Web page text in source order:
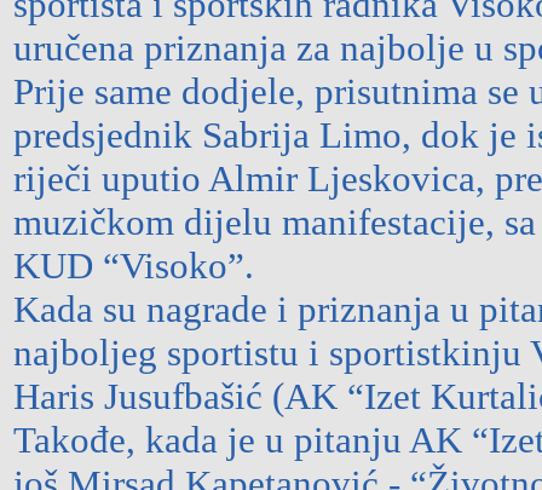
uručena priznanja za najbolje u
Prije same dodjele, prisutnima se
predsjednik Sabrija Limo, dok je
riječi uputio Almir Ljeskovica,
muzičkom dijelu manifestacije,
KUD “Visoko”.
Kada su nagrade i priznanja u
najboljeg sportistu i sportistkinju
Haris Jusufbašić (AK “Izet
Takođe, kada je u pitanju AK